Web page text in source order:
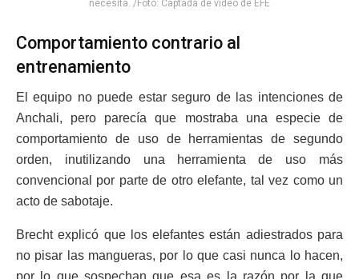
necesita. /Foto: Captada de video de EFE
Comportamiento contrario al
entrenamiento
El equipo no puede estar seguro de las intenciones de
Anchali, pero parecía que mostraba una especie de
comportamiento de uso de herramientas de segundo
orden, inutilizando una herramienta de uso más
convencional por parte de otro elefante, tal vez como un
acto de sabotaje.
Brecht explicó que los elefantes están adiestrados para
no pisar las mangueras, por lo que casi nunca lo hacen,